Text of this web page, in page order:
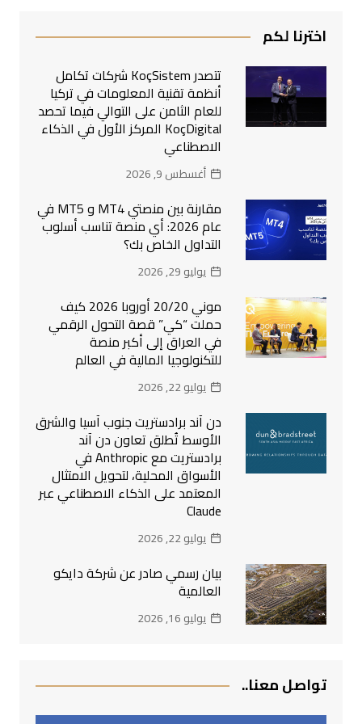
اخترنا لكم
تتصدر KoçSistem شركات تكامل
أنظمة تقنية المعلومات في تركيا
للعام الثامن على التوالي فيما تحصد
KoçDigital المركز الأول في الذكاء
الاصطناعي
أغسطس 9, 2026
مقارنة بين منصتي MT4 و MT5 في
عام 2026: أي منصة تناسب أسلوب
التداول الخاص بك؟
يوليو 29, 2026
موني 20/20 أوروبا 2026 كيف
حملت “كي” قصة التحول الرقمي
في العراق إلى أكبر منصة
للتكنولوجيا المالية في العالم
يوليو 22, 2026
دن آند برادستريت جنوب آسيا والشرق
الأوسط تُطلق تعاون دن آند
برادستريت مع Anthropic في
الأسواق المحلية، لتحويل الامتثال
المعتمد على الذكاء الاصطناعي عبر
Claude
يوليو 22, 2026
بيان رسمي صادر عن شركة دايكو
العالمية
يوليو 16, 2026
تواصل معنا..